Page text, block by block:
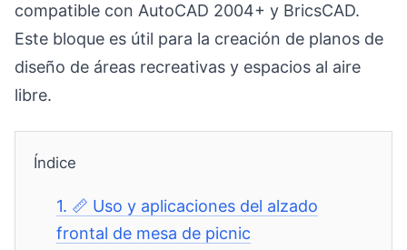
compatible con AutoCAD 2004+ y BricsCAD.
Este bloque es útil para la creación de planos de
diseño de áreas recreativas y espacios al aire
libre.
Índice
1. 📏 Uso y aplicaciones del alzado
frontal de mesa de picnic